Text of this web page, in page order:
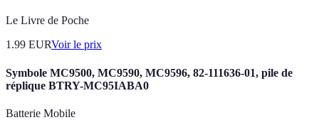
Le Livre de Poche
1.99 EURVoir le prix
Symbole MC9500, MC9590, MC9596, 82-111636-01, pile de
réplique BTRY-MC95IABA0
Batterie Mobile